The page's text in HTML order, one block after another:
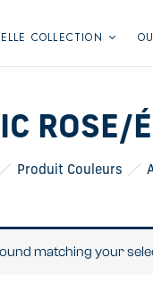
COLLECTION
ROSE/
Produit Couleurs
matching your